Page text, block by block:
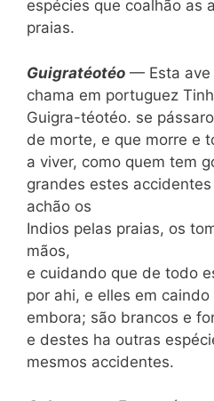
espécies que coalhão as
praias.
Guigratéotéo — Esta ave
chama em portuguez
Guigra-téotéo. se
de morte, e que morre e
a viver, como quem tem
grandes estes
achão os
Indios pelas praias, os
mãos,
e cuidando que de todo
por ahi, e elles em
embora; são brancos e
e destes ha outras
mesmos accidentes.